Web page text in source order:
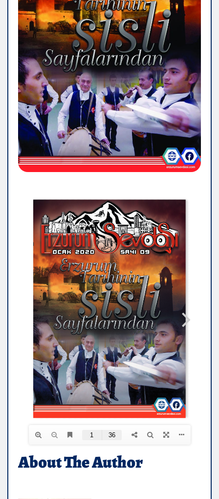
About The Author